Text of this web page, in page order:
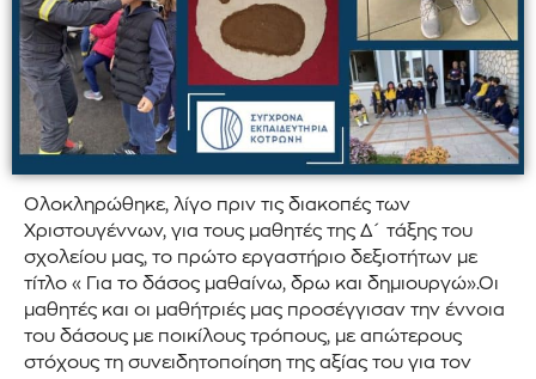
Ολοκληρώθηκε, λίγο πριν τις διακοπές των
Χριστουγέννων, για τους μαθητές της Δ´ τάξης του
σχολείου μας, το πρώτο εργαστήριο δεξιοτήτων με
τίτλο « Για το δάσος μαθαίνω, δρω και δημιουργώ».Οι
μαθητές και οι μαθήτριές μας προσέγγισαν την έννοια
του δάσους με ποικίλους τρόπους, με απώτερους
στόχους τη συνειδητοποίηση της αξίας του για τον